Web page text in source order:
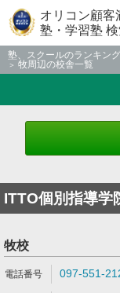
オリコン顧客
塾・学習塾 検
塾、スクールのランキン
牧周辺の校舎一覧
ITTO個別指導学
牧校
097-551-